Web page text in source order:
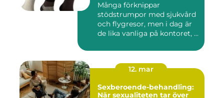
Många förknippar
stödstrumpor med sjukvård
och flygresor, men i dag är
de lika vanliga på kontoret, ...
12. mar
Sexberoende-behandling:
När sexualiteten tar över